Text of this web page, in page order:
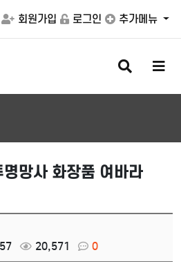
회원가입 로그인 추가메뉴
검
색
버
메
버
망사 화장품 여바라
20,571 0